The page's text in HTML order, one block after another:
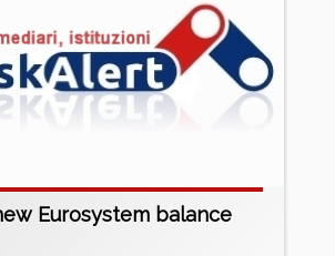
Eurosystem balance